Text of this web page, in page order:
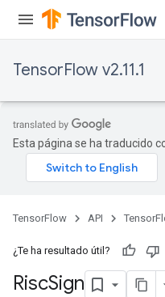
TensorFlow v2.11.1
Esta página se ha traducido
TensorFlow API
¿Te ha resultado útil?
RiscSign